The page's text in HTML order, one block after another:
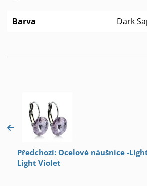
Barva Dark
Předchozí: Ocelové náušnice -
Light Violet